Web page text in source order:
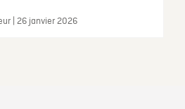
| 26 janvier 2026